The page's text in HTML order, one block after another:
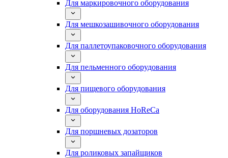
Для маркировочного оборудования
Для мешкозашивочного оборудования
Для паллетоупаковочного оборудования
Для пельменного оборудования
Для пищевого оборудования
Для оборудования HoReCa
Для поршневых дозаторов
Для роликовых запайщиков